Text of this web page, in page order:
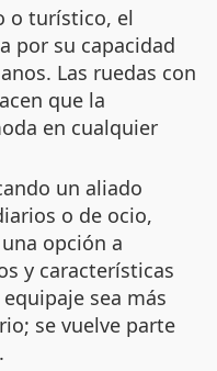
o turístico, el
por su capacidad
Las ruedas con
que la
en cualquier
un aliado
o de ocio,
opción a
y características
sea más
se vuelve parte